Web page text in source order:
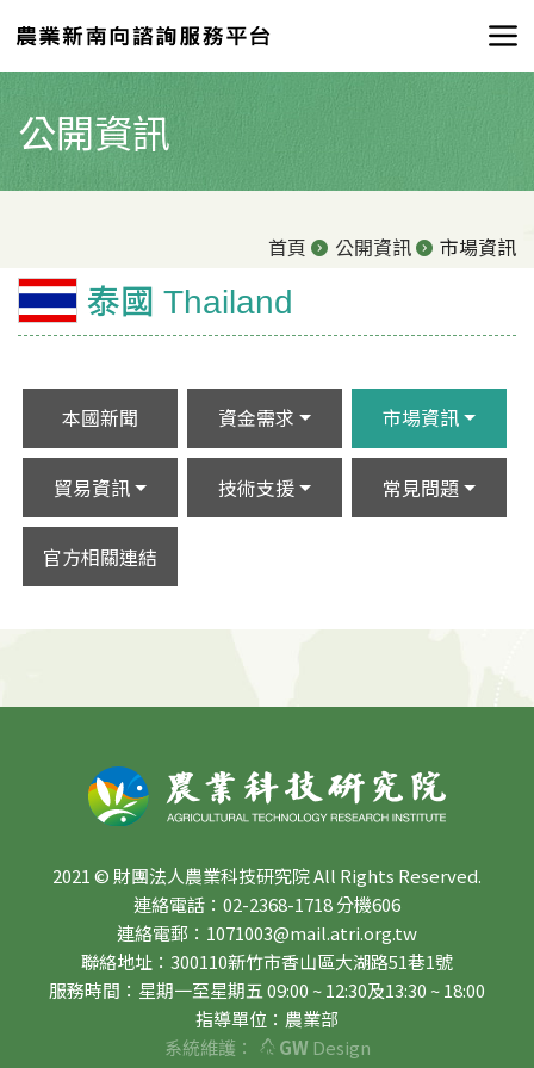
公開資訊
首頁 公開資訊 市場資訊
泰國 Thailand
本國新聞 資金需求 市場資訊
貿易資訊 技術支援 常見問題
官方相關連結
2021 © 財團法人農業科技研究院 All Rights Reserved.
連絡電話：02-2368-1718 分機606
連絡電郵：1071003@mail.atri.org.tw
聯絡地址：300110新竹市香山區大湖路51巷1號
服務時間：星期一至星期五 09:00 ~ 12:30及13:30 ~ 18:00
指導單位：農業部
系統維護：
GWDesign